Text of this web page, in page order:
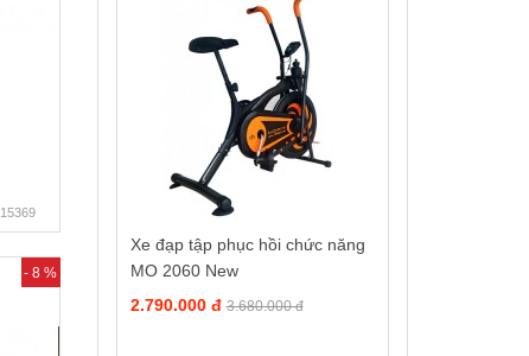
15369
- 8 %
Xe đạp tập phục hồi chức năng
MO 2060 New
2.790.000 đ 3.680.000 đ